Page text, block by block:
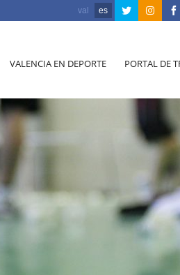
val es
VALENCIA EN DEPORTE PORTAL DE